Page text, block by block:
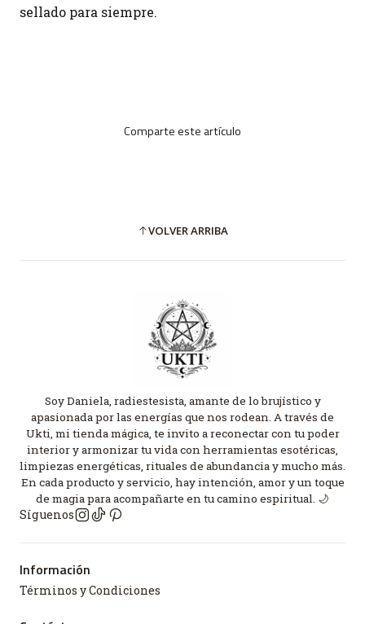
sellado para siempre.
Comparte este artículo
VOLVER ARRIBA
Soy Daniela, radiestesista, amante de lo brujístico y
apasionada por las energías que nos rodean. A través de
Ukti, mi tienda mágica, te invito a reconectar con tu poder
interior y armonizar tu vida con herramientas esotéricas,
limpiezas energéticas, rituales de abundancia y mucho más.
En cada producto y servicio, hay intención, amor y un toque
de magia para acompañarte en tu camino espiritual. 🌙
Síguenos
Información
Términos y Condiciones